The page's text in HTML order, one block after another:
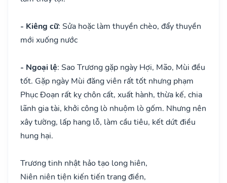
- Kiêng cữ: Sửa hoặc làm thuyền chèo, đẩy thuyền
mới xuống nước
- Ngoại lệ: Sao Trương gặp ngày Hợi, Mão, Mùi đều
tốt. Gặp ngày Mùi đăng viên rất tốt nhưng phạm
Phục Đoạn rất kỵ chôn cất, xuất hành, thừa kế, chia
lãnh gia tài, khởi công lò nhuộm lò gốm. Nhưng nên
xây tường, lấp hang lỗ, làm cầu tiêu, kết dứt điều
hung hại.
Trương tinh nhật hảo tạo long hiên,
Niên niên tiện kiến tiến trang điền,